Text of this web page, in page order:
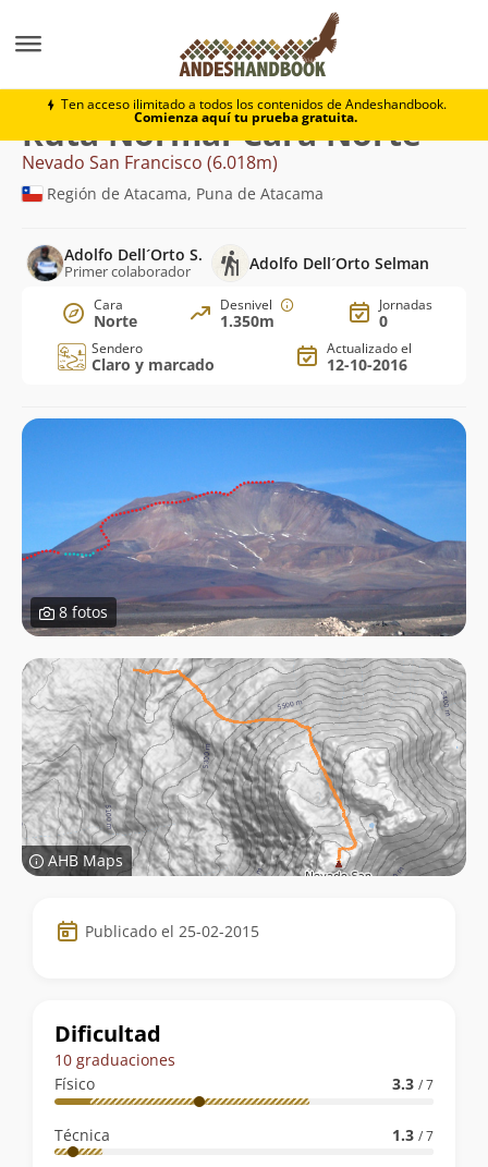
Ten acceso ilimitado a todos los contenidos de Andeshandbook.
Comienza aquí tu prueba gratuita.
Nevado San Francisco
Ruta Normal-Cara Norte
Nevado San Francisco (6.018m)
Región de Atacama, Puna de Atacama
Adolfo Dell´Orto S.
Primer colaborador Adolfo Dell´Orto Selman
Cara
Norte
Desnivel
1.350m
Jornadas
0
Sendero
Claro y marcado
Actualizado el
12-10-2016
8 fotos
AHB Maps
Datos
de
ruta
Publicado el 25-02-2015
Dificultad
10 graduaciones
Físico
3.3 / 7
Técnica 1.3 / 7